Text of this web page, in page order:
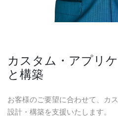
カスタム・アプリ
と構築
お客様のご要望に合わせて、カ
設計・構築を支援いたします。